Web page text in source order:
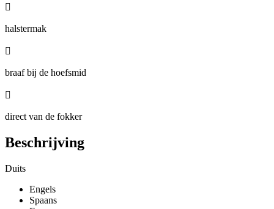

halstermak

braaf bij de hoefsmid

direct van de fokker
Beschrijving
Duits
Engels
Spaans